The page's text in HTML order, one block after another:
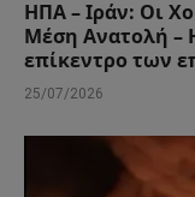
ΗΠΑ – Ιράν: Οι
Μέση Ανατολή –
επίκεντρο των
25/07/2026